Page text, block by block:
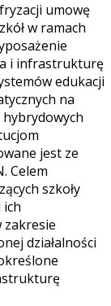
umowę
w ramach
i infrastrukturę
edukacji
na
jest ze
Celem
szkoły
zakresie
działalności